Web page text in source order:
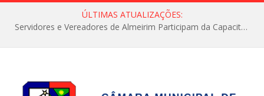
ÚLTIMAS ATUALIZAÇÕES:
Servidores e Vereadores de Almeirim Participam da Capacitação “Orientar é a Nossa Missão”